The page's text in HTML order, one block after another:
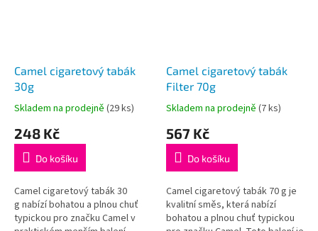
Camel cigaretový tabák
30g
Průměrné
produktu
5,0
5
hvězdiček.
Skladem na prodejně (29 ks)
248 Kč
Do košíku
Camel cigaretový tabák 30
g nabízí bohatou a plnou chuť
typickou pro značku Camel v
Camel cigaretový tabák
Filter 70g
Průměrné
produktu
5,0
5
hvězdiček.
Skladem na prodejně (7 ks)
567 Kč
Do košíku
Camel cigaretový tabák 70 g je
kvalitní směs, která nabízí
bohatou a plnou chuť typickou